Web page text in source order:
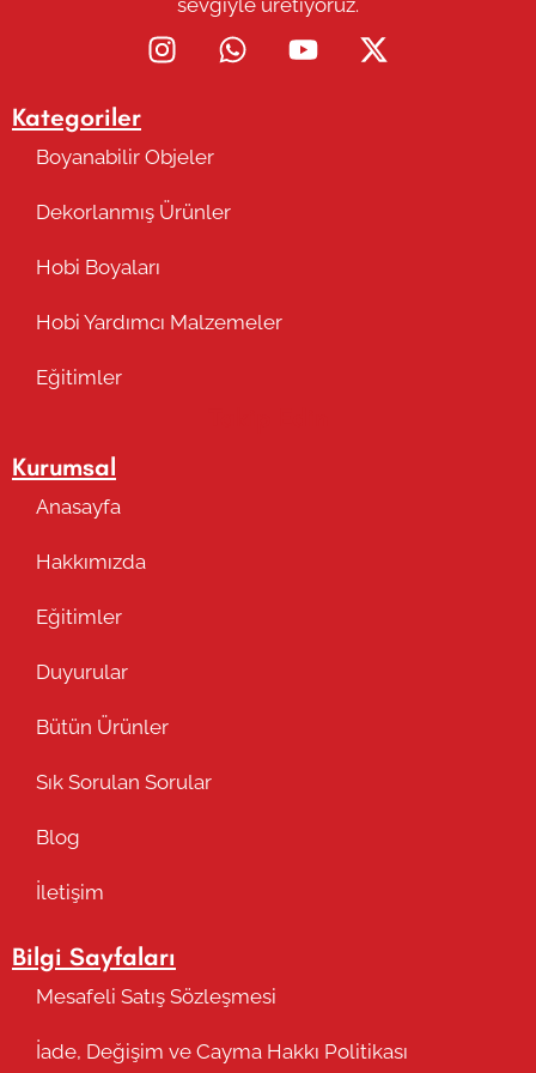
Kategoriler
Boyanabilir Objeler
Dekorlanmış Ürünler
Hobi Boyaları
Hobi Yardımcı Malzemeler
Eğitimler
Kurumsal
Anasayfa
Hakkımızda
Eğitimler
Duyurular
Bütün Ürünler
Sık Sorulan Sorular
Blog
İletişim
Bilgi Sayfaları
Mesafeli Satış Sözleşmesi
İade, Değişim ve Cayma Hakkı Politikası